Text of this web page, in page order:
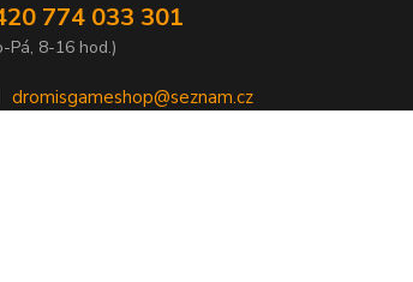
774 033 301
Pá, 8-16 hod.)
dromisgameshop@seznam.cz